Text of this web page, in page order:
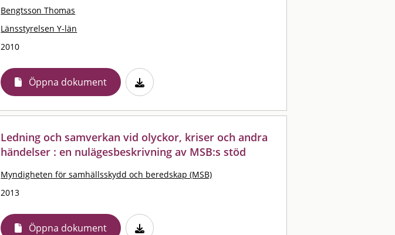
Bengtsson Thomas
Länsstyrelsen Y-län
2010
Öppna dokument
Ledning och samverkan vid olyckor, kriser och andra
händelser : en nulägesbeskrivning av MSB:s stöd
Myndigheten för samhällsskydd och beredskap (MSB)
2013
Öppna dokument